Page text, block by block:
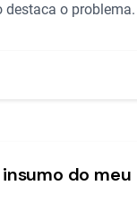
destaca o problema.
do meu